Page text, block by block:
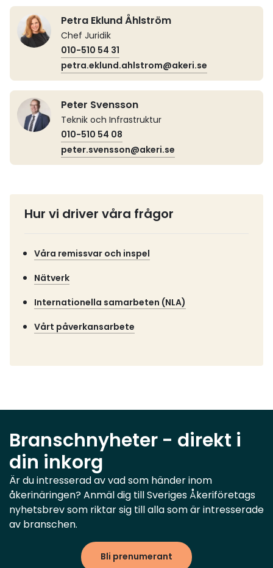
Petra Eklund Åhlström
Chef Juridik
010-510 54 31
petra.eklund.ahlstrom@akeri.se
Peter Svensson
Teknik och Infrastruktur
010-510 54 08
peter.svensson@akeri.se
Hur vi driver våra frågor
Våra remissvar och inspel
Nätverk
Internationella samarbeten (NLA)
Vårt påverkansarbete
Branschnyheter - direkt i
din inkorg
Är du intresserad av vad som händer inom
åkerinäringen? Anmäl dig till Sveriges Åkeriföretags
nyhetsbrev som riktar sig till alla som är intresserade
av branschen.
Bli prenumerant